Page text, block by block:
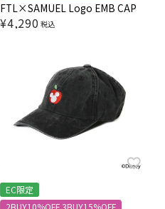
FTL×SAMUEL Logo EMB CAP
¥4,290 税込
EC限定
2BUY10%OFF 3BUY15%OFF